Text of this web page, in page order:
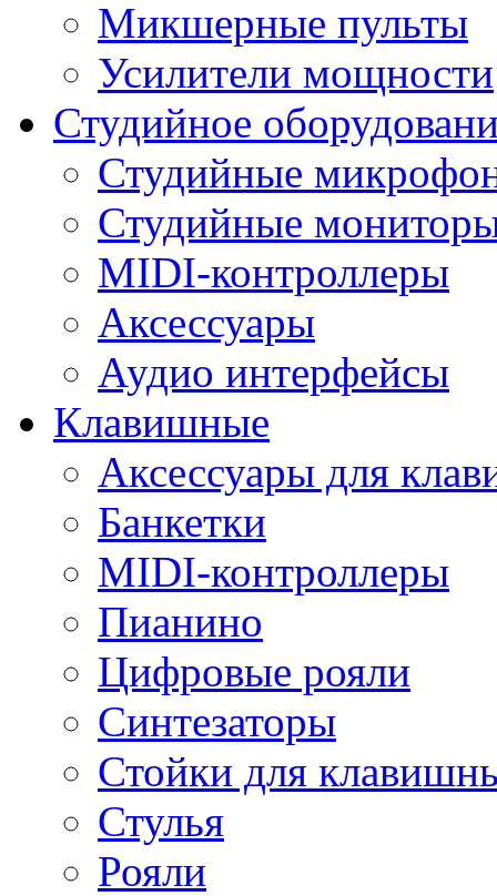
Микшерные пульты
Усилители мощности
Студийное
Студийные
Студийные
MIDI-контроллеры
Аксессуары
Аудио интерфейсы
Клавишные
Аксессуары для
Банкетки
MIDI-контроллеры
Пианино
Цифровые рояли
Синтезаторы
Стойки для
Стулья
Рояли